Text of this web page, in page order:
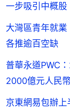
一步吸引中概股
大灣區青年就
各推逾百空缺
普華永道PWC
2000億元人民
京東網易包辦